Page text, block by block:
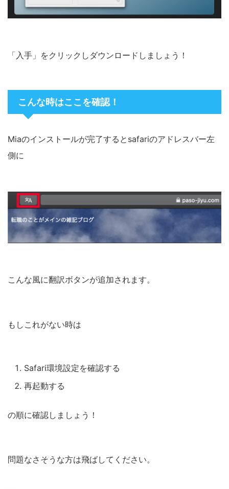
「入手」をクリックしダウンロードしましょう！
こんな時はここを確認！
Miaのインストールが完了するとsafariのアドレスバー左
側に
こんな風に翻訳ボタンが追加されます。
もしこれがない時は
Safari環境設定を確認する
再起動する
の順に確認しましょう！
問題なさそうな方は飛ばしてください。